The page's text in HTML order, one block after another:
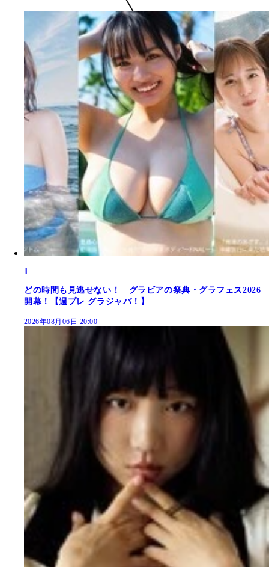
1
どの時間も見逃せない！ グラビアの祭典・グラフェス2026
開幕！【週プレ グラジャパ！】
2026年08月06日 20:00